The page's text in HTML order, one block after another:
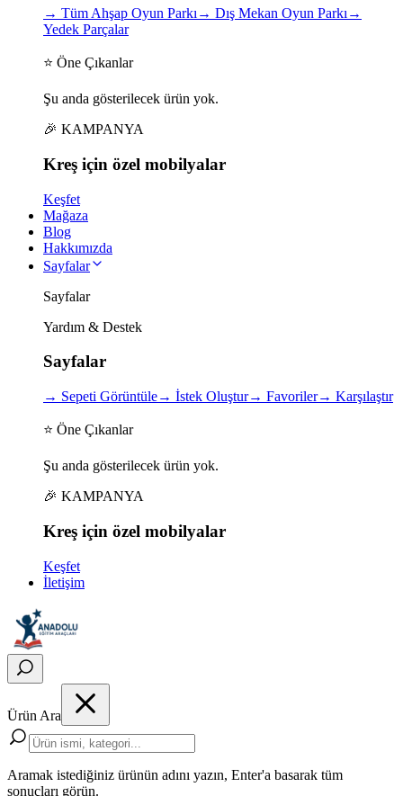
→ Tüm Ahşap Oyun Parkı → Dış Mekan Oyun Parkı →
Yedek Parçalar
⭐ Öne Çıkanlar
Şu anda gösterilecek ürün yok.
🎉 KAMPANYA
Kreş için özel mobilyalar
Keşfet
Mağaza
Blog
Hakkımızda
Sayfalar
Sayfalar
Yardım & Destek
Sayfalar
→ Sepeti Görüntüle→ İstek Oluştur→ Favoriler→ Karşılaştır
⭐ Öne Çıkanlar
Şu anda gösterilecek ürün yok.
🎉 KAMPANYA
Kreş için özel mobilyalar
Keşfet
İletişim
Ürün Ara
Aramak istediğiniz ürünün adını yazın, Enter'a basarak tüm
sonuçları görün.